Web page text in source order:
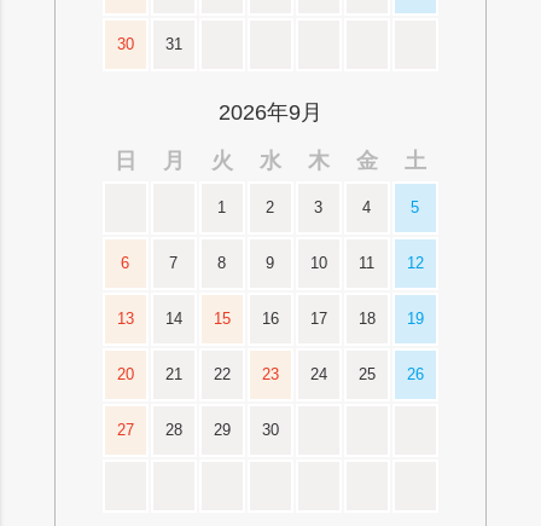
30 31
2026年9月
日
月 火 水 木 金 土
1 2 3 4 5
6 7 8 9 10 11 12
13 14 15 16 17 18 19
20 21 22 23 24 25 26
27 28 29 30